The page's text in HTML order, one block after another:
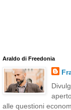
Araldo di Freedonia
alle questioni